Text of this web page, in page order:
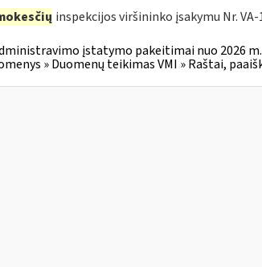
inspekcijos viršininko įsakymu Nr.
įstatymo pakeitimai nuo 2026 m.
» Duomenų teikimas VMI » Raštai,